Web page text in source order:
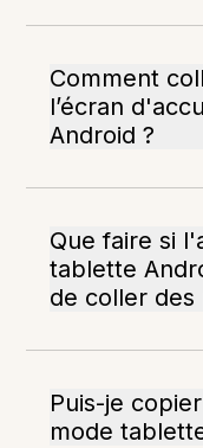
Comment
l’écran
Android ?
Que faire si
tablette
de coller des
Puis-je
mode